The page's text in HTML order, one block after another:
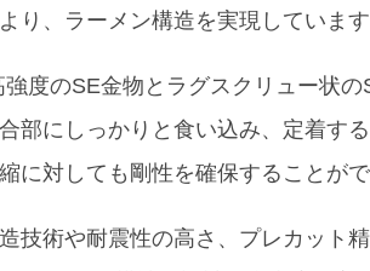
り、ラーメン構造を実現していま
強度のSE金物とラグスクリュー状の
部にしっかりと食い込み、定着す
に対しても剛性を確保することが
技術や耐震性の高さ、プレカット